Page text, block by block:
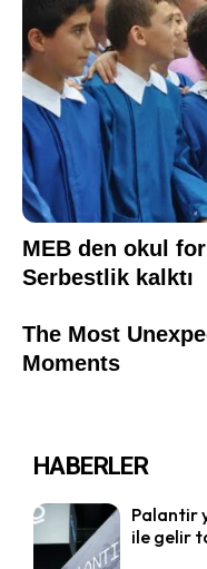
HABERLER
Palantir
ile gelir